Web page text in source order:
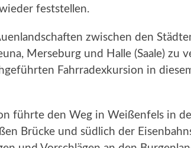
feststellen.
zwischen den
Merseburg und Halle (Saale) zu
Fahrradexkursion in
führte den Weg in Weißenfels in
Brücke und südlich der